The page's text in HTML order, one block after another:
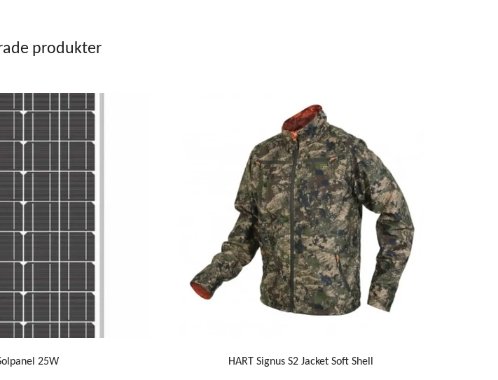
produkter
25W HART Signus S2 Jacket Soft Shell